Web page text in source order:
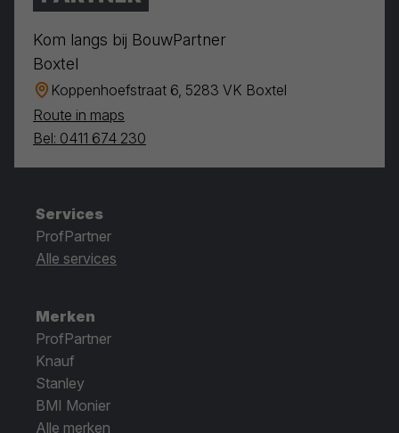
Kom langs bij BouwPartner
Boxtel
Koppenhoefstraat 6, 5283 VK Boxtel
Route in maps
Bel: 0411 674 230
Services
ProfPartner
Alle services
Merken
ProfPartner
Knauf
Stanley
BMI Monier
Alle merken